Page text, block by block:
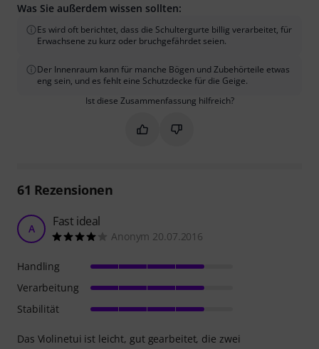
Was Sie außerdem wissen sollten:
Es wird oft berichtet, dass die Schultergurte billig verarbeitet, für
Erwachsene zu kurz oder bruchgefährdet seien.
Der Innenraum kann für manche Bögen und Zubehörteile etwas
eng sein, und es fehlt eine Schutzdecke für die Geige.
Ist diese Zusammenfassung hilfreich?
Markieren Sie diese
Markieren Sie diese
61 Rezensionen
A Fast ideal
Anonym 20.07.2016
Das Violinetui ist leicht, gut gearbeitet, die zwei
Handling
Verarbeitung
Stabilität